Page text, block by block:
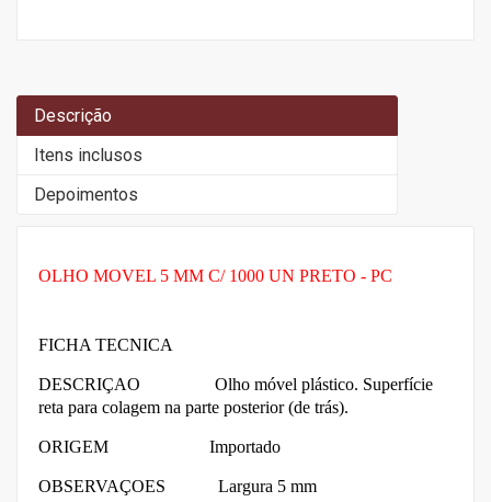
Descrição
Itens inclusos
Depoimentos
OLHO MOVEL 5 MM C/ 1000 UN PRETO - PC
FICHA TECNICA
DESCRIÇAO Olho móvel plástico. Superfície
reta para colagem na parte posterior (de trás).
ORIGEM Importado
OBSERVAÇOES Largura 5 mm